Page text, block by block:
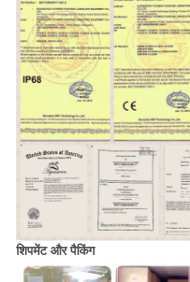
शिपमेंट और पैकिंग